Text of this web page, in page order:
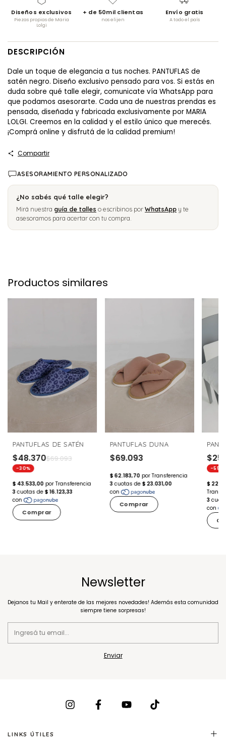
Diseños exclusivos
Piezas propias de Maria
Lolgi
+ de 50mil clientas
nos elijen
Envío gratis
A todo el país
DESCRIPCIÓN
Dale un toque de elegancia a tus noches. PANTUFLAS de
satén negro. Diseño exclusivo pensado para vos. Si estás en
duda sobre qué talle elegir, comunicate vía WhatsApp para
que podamos asesorarte. Cada una de nuestras prendas es
pensada, diseñada y fabricada exclusivamente por MARIA
LOLGI. Creemos en la calidad y el estilo único que merecés.
¡Comprá online y disfrutá de la calidad premium!
Compartir
ASESORAMIENTO PERSONALIZADO
¿No sabés qué talle elegir?
Mirá nuestra guía de talles o escribinos porWhatsApp y te
asesoramos para acertar con tu compra.
Productos similares
PANTUFLAS DE SATÉN
$48.370$69.093
-30%
Comprar
PANTUFLAS DUNA
$69.093
Comprar
-55%
Newsletter
Dejanos tu Mail y enterate de las mejores novedades! Además esta comunidad
siempre tiene sorpresas!
LINKS ÚTILES